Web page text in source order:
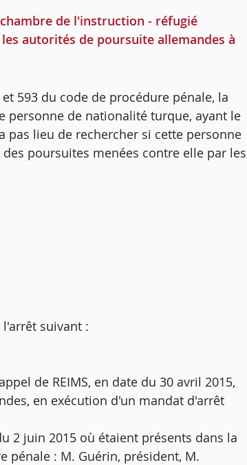
chambre de l'instruction - réfugié
autorités de poursuite allemandes à
593 du code de procédure pénale, la
de nationalité turque, ayant le
pas lieu de rechercher si cette personne
poursuites menées contre elle par les
l'arrêt suivant :
de REIMS, en date du 30 avril 2015,
en exécution d'un mandat d'arrêt
2 juin 2015 où étaient présents dans la
pénale : M. Guérin, président, M.